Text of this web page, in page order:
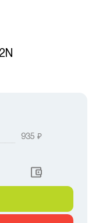
935 ₽